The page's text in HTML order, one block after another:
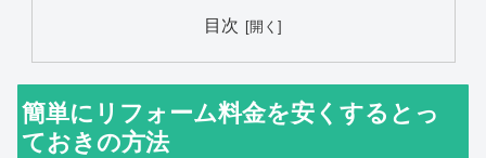
目次
簡単にリフォーム料金を安くするとっ
ておきの方法